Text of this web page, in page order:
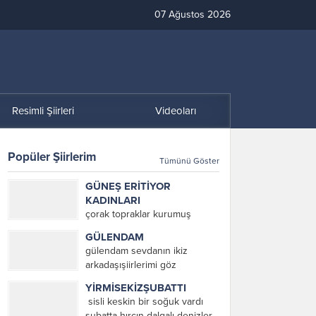
07 Ağustos 2026
Resimli Şiirleri Videoları
Popüler Şiirlerim Tümünü Göster
GÜNEŞ ERİTİYOR
KADINLARI
çorak topraklar kurumuş
var ki ayaklarım sağlam tarla
törpüsü köstebekler ve fareler
Mezopotamya’da eritiyor
güneş toprağı ve pamuk
toplayan kadınları eriyor
kadınlar güneşte toprağı
GÜLENDAM
gülendam sevdanın ikiz
arkadaşışiirlerimi göz
gülendam rüzgâr ekecektik
denizin en koyu
YİRMİSEKİZŞUBATTI
sisli keskin bir soğuk vardı